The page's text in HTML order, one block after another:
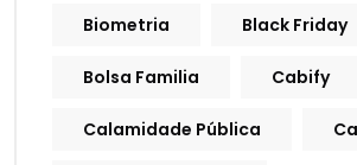
Biometria Black Friday
Bolsa Familia Cabify
Calamidade Pública